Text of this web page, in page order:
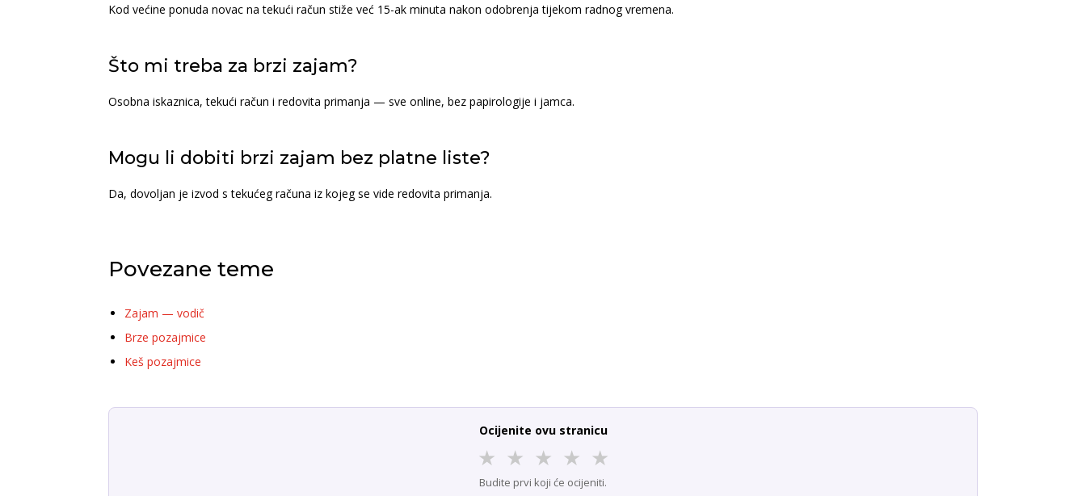
Kod većine ponuda novac na tekući račun stiže već 15-ak minuta nakon odobrenja tijekom radnog vremena.
Što mi treba za brzi zajam?
Osobna iskaznica, tekući račun i redovita primanja — sve online, bez papirologije i jamca.
Mogu li dobiti brzi zajam bez platne liste?
Da, dovoljan je izvod s tekućeg računa iz kojeg se vide redovita primanja.
Povezane teme
Zajam — vodič
Brze pozajmice
Keš pozajmice
Ocijenite ovu stranicu
★ ★ ★ ★ ★
Budite prvi koji će ocijeniti.